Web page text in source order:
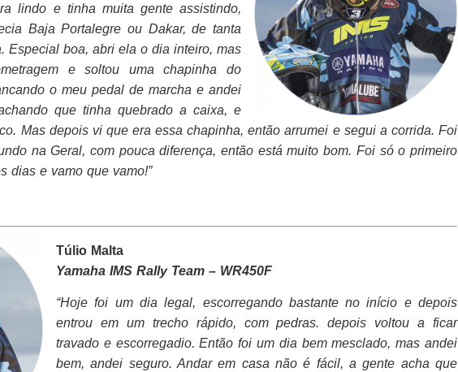
lindo e tinha muita gente assistindo,
Baja Portalegre ou Dakar, de tanta
Especial boa, abri ela o dia inteiro, mas
e soltou uma chapinha do
o meu pedal de marcha e andei
que tinha quebrado a caixa, e
Mas depois vi que era essa chapinha, então arrumei e segui a corrida. Foi
na Geral, com pouca diferença, então está muito bom. Foi só o primeiro
dias e vamo que vamo!”
Túlio Malta
Yamaha IMS Rally Team – WR450F
“Hoje foi um dia legal, escorregando bastante no início e depois
entrou em um trecho rápido, com pedras. depois voltou a ficar
travado e escorregadio. Então foi um dia bem mesclado, mas andei
bem, andei seguro. Andar em casa não é fácil, a gente acha que